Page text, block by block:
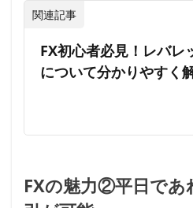
関連記事
FX初心者必見！レバレ
について分かりやすく
FXの魅力②平日であ